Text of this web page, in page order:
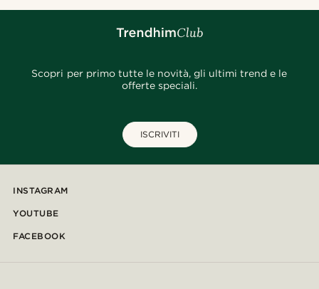
Scopri per primo tutte le novità, gli ultimi trend e le
offerte speciali.
ISCRIVITI
INSTAGRAM
YOUTUBE
FACEBOOK